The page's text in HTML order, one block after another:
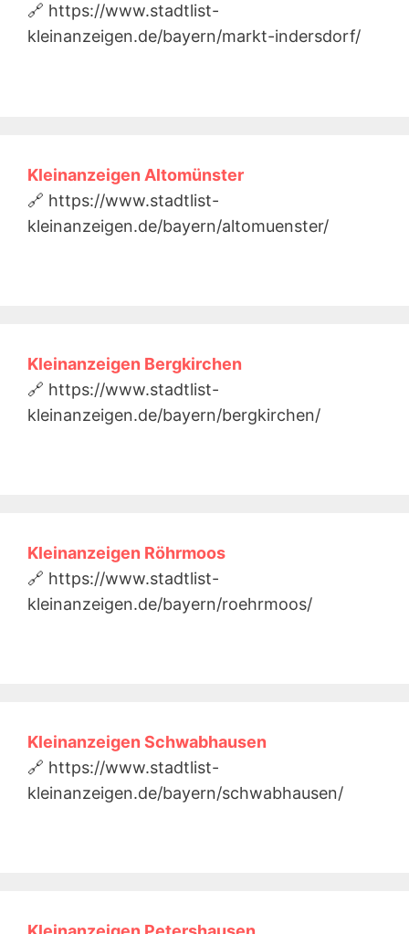
🔗 https://www.stadtlist-
kleinanzeigen.de/bayern/markt-indersdorf/
Kleinanzeigen Altomünster
🔗 https://www.stadtlist-
kleinanzeigen.de/bayern/altomuenster/
Kleinanzeigen Bergkirchen
🔗 https://www.stadtlist-
kleinanzeigen.de/bayern/bergkirchen/
Kleinanzeigen Röhrmoos
🔗 https://www.stadtlist-
kleinanzeigen.de/bayern/roehrmoos/
Kleinanzeigen Schwabhausen
🔗 https://www.stadtlist-
kleinanzeigen.de/bayern/schwabhausen/